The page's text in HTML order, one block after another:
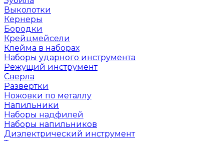
Выколотки
Кернеры
Бородки
Крейцмейсели
Клейма в наборах
Наборы ударного инструмента
Режущий инструмент
Сверла
Развертки
Ножовки по металлу
Напильники
Наборы надфилей
Наборы напильников
Диэлектрический инструмент